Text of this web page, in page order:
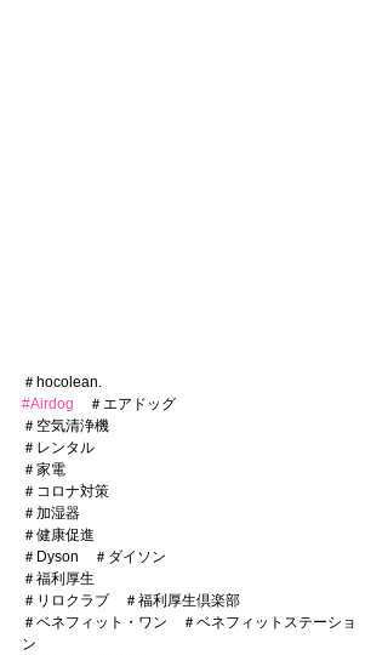
＃hocolean.
#Airdog ＃エアドッグ
＃空気清浄機
＃レンタル
＃家電
＃コロナ対策
＃加湿器
＃健康促進
＃Dyson　＃ダイソン
＃福利厚生
＃リロクラブ　＃福利厚生倶楽部
＃ベネフィット・ワン　＃ベネフィットステーショ
ン